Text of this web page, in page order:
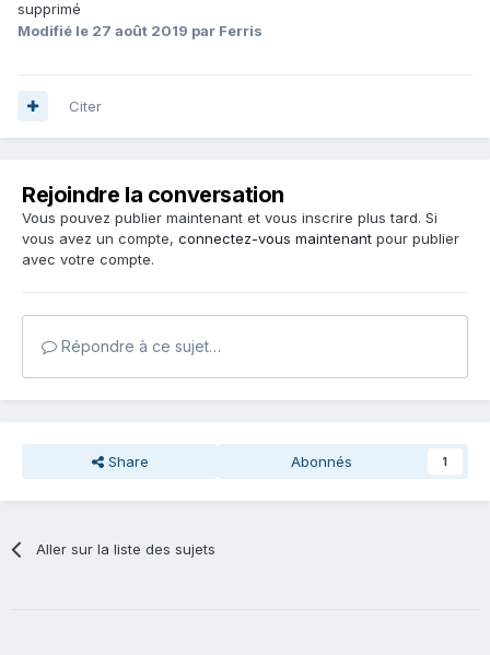
supprimé
Modifié le 27 août 2019 par Ferris
Citer
Rejoindre la conversation
Vous pouvez publier maintenant et vous inscrire plus tard. Si
vous avez un compte, connectez-vous maintenant pour publier
avec votre compte.
Répondre à ce sujet…
Share Abonnés 1
Aller sur la liste des sujets